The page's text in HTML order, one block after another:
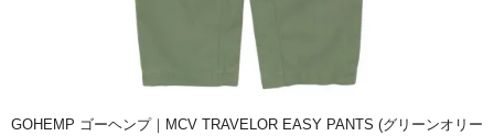
GOHEMP ゴーヘンプ｜MCV TRAVELOR EASY PANTS (グリーンオリー